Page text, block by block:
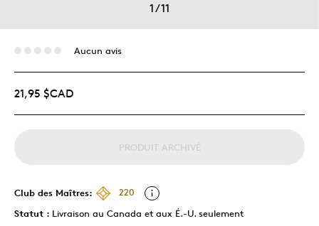
1/11
Aucun avis
21,95 $CAD
PRODUIT ARCHIVÉ
Club des Maîtres:
220
Statut : Livraison au Canada et aux É.-U. seulement